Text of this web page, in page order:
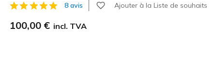
Évaluation client 3,6 sur 5
8 avis Ajouter à la Liste de souhaits
100,00 € incl. TVA